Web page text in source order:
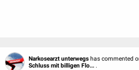
Narkosearzt unterwegs has commented
Schluss mit billigen Flo... .